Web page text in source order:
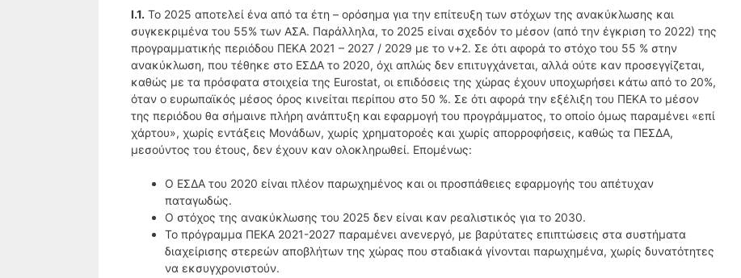
Ι.1. Το 2025 αποτελεί ένα από τα έτη – ορόσημα για την επίτευξη των στόχων της ανακύκλωσης και
συγκεκριμένα του 55% των ΑΣΑ. Παράλληλα, το 2025 είναι σχεδόν το μέσον (από την έγκριση το 2022) της
προγραμματικής περιόδου ΠΕΚΑ 2021 – 2027 / 2029 με το ν+2. Σε ότι αφορά το στόχο του 55 % στην
ανακύκλωση, που τέθηκε στο ΕΣΔΑ το 2020, όχι απλώς δεν επιτυγχάνεται, αλλά ούτε καν προσεγγίζεται,
καθώς με τα πρόσφατα στοιχεία της Eurostat, οι επιδόσεις της χώρας έχουν υποχωρήσει κάτω από το 20%,
όταν ο ευρωπαϊκός μέσος όρος κινείται περίπου στο 50 %. Σε ότι αφορά την εξέλιξη του ΠΕΚΑ το μέσον
της περιόδου θα σήμαινε πλήρη ανάπτυξη και εφαρμογή του προγράμματος, το οποίο όμως παραμένει «επί
χάρτου», χωρίς εντάξεις Μονάδων, χωρίς χρηματοροές και χωρίς απορροφήσεις, καθώς τα ΠΕΣΔΑ,
μεσούντος του έτους, δεν έχουν καν ολοκληρωθεί. Επομένως:
Ο ΕΣΔΑ του 2020 είναι πλέον παρωχημένος και οι προσπάθειες εφαρμογής του απέτυχαν
παταγωδώς.
Ο στόχος της ανακύκλωσης του 2025 δεν είναι καν ρεαλιστικός για το 2030.
Το πρόγραμμα ΠΕΚΑ 2021-2027 παραμένει ανενεργό, με βαρύτατες επιπτώσεις στα συστήματα
διαχείρισης στερεών αποβλήτων της χώρας που σταδιακά γίνονται παρωχημένα, χωρίς δυνατότητες
να εκσυγχρονιστούν.